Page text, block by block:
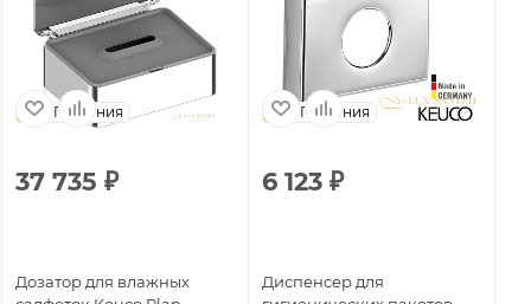
Германия
37 735 ₽
Дозатор для влажных
Германия
6 123 ₽
Диспенсер для